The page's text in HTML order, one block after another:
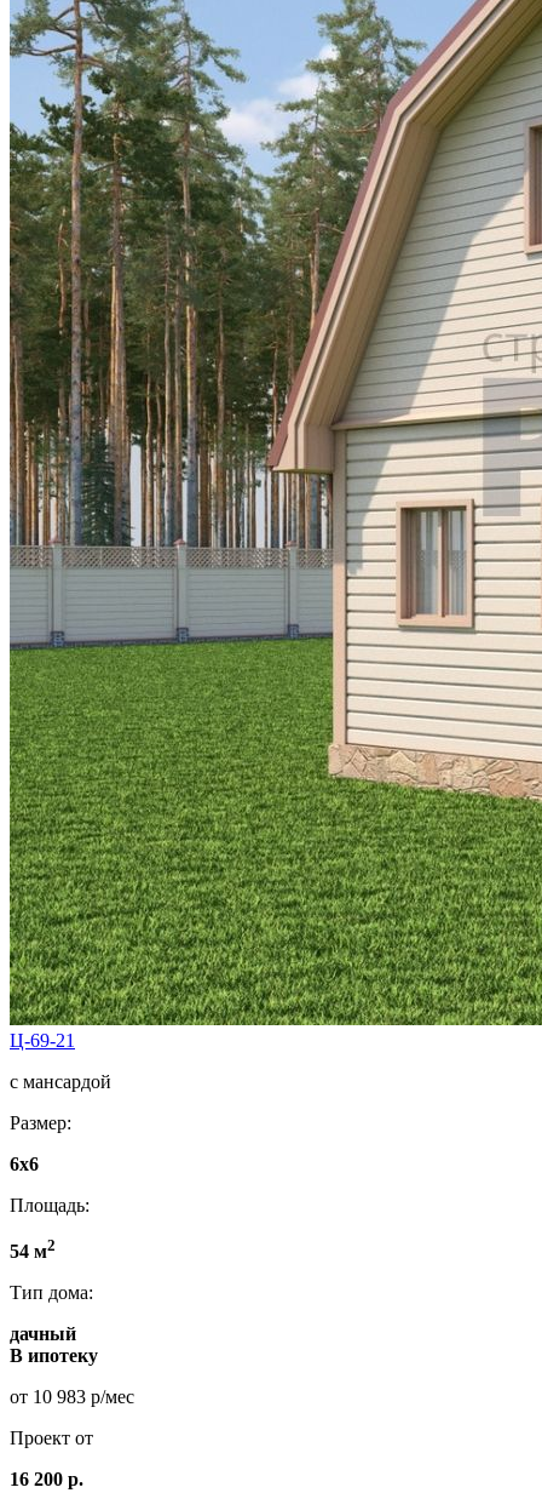
Ц-69-21
с мансардой
Размер:
6x6
Площадь:
54 м2
Тип дома:
дачный
В ипотеку
от 10 983 р/мес
Проект от
16 200 р.